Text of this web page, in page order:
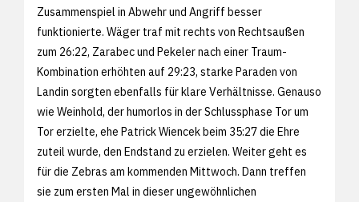
Zusammenspiel in Abwehr und Angriff besser
funktionierte. Wäger traf mit rechts von Rechtsaußen
zum 26:22, Zarabec und Pekeler nach einer Traum-
Kombination erhöhten auf 29:23, starke Paraden von
Landin sorgten ebenfalls für klare Verhältnisse. Genauso
wie Weinhold, der humorlos in der Schlussphase Tor um
Tor erzielte, ehe Patrick Wiencek beim 35:27 die Ehre
zuteil wurde, den Endstand zu erzielen. Weiter geht es
für die Zebras am kommenden Mittwoch. Dann treffen
sie zum ersten Mal in dieser ungewöhnlichen